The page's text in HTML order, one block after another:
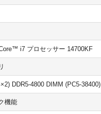
i7 プロセッサー 14700KF
DDR5-4800 DIMM (PC5-38400)
機能